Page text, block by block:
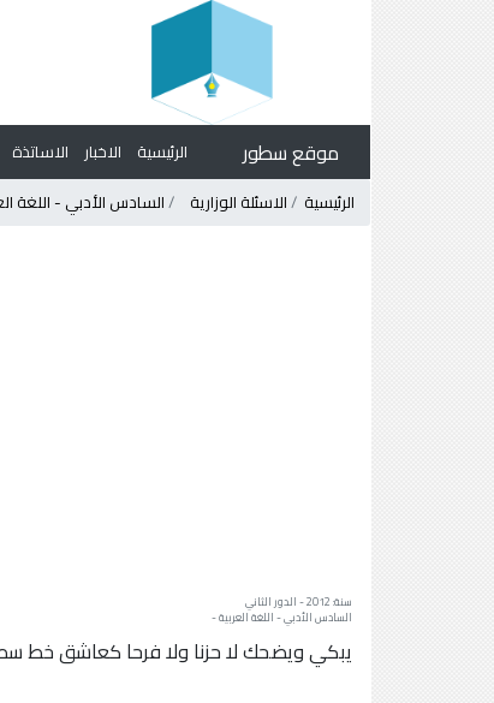
موقع سطور الرئيسية الاخبار الاساتذة
الرئيسية
الاسئلة الوزارية السادس الأدبي - اللغة
سنة: 2012 - الدور الثاني
السادس الأدبي - اللغة العربية -
يبكي ويضحك لا حزنا ولا فرحا كعاشق خط